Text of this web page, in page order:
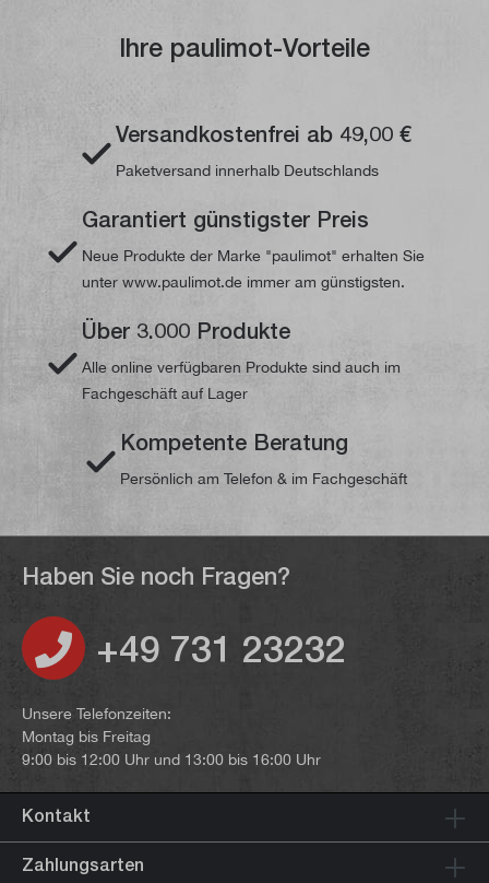
Ihre paulimot-Vorteile
Versandkostenfrei ab 49,00 €
Paketversand innerhalb Deutschlands
Garantiert günstigster Preis
Neue Produkte der Marke "paulimot" erhalten Sie
unter www.paulimot.de immer am günstigsten.
Über 3.000 Produkte
Alle online verfügbaren Produkte sind auch im
Fachgeschäft auf Lager
Kompetente Beratung
Persönlich am Telefon & im Fachgeschäft
Haben Sie noch Fragen?
+49 731 23232
Unsere Telefonzeiten:
Montag bis Freitag
9:00 bis 12:00 Uhr und 13:00 bis 16:00 Uhr
Kontakt
Zahlungsarten